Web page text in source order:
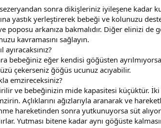
sonra dikişleriniz iyileşene kadar
yastık yerleştirerek bebeği ve kolunuzu
poposu arkanıza bakmalıdır. Diğer elinizi
kavramasını sağlayın.
bebeğiniz eğer kendisi göğüsten
çekerseniz ğöğüs ucunuz acıyabilir.
emzireceksiniz?
ve bebeğinizin mide kapasitesi küçüktür.
Açlıklarını ağızlarıyla aranarak ve
hareketinden sonra yutkunuyorsa süt
Yutması bitene kadar aynı göğüste